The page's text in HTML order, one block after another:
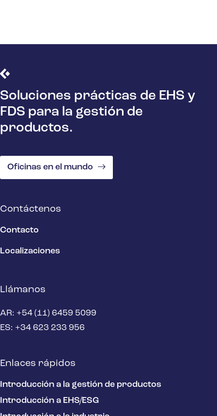
Soluciones prácticas de EHS y
FDS para la gestión de
productos.
Oficinas en el mundo
Contáctenos
Contacto
Localizaciones
Llámanos
AR: +54 (11) 6459 5099
ES: +34 623 233 956
Enlaces rápidos
Introducción a la gestión de productos
Introducción a EHS/ESG